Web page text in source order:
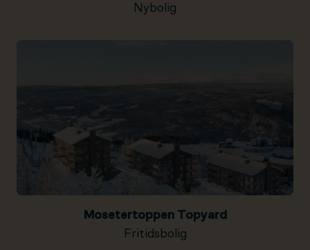
Nybolig
Mosetertoppen Topyard
Fritidsbolig